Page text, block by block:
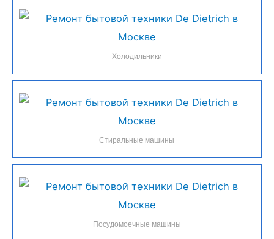
Холодильники
Стиральные машины
Посудомоечные машины